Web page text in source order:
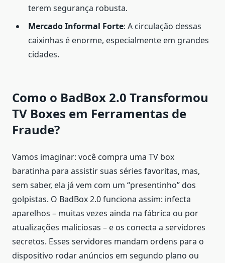
terem segurança robusta.
Mercado Informal Forte: A circulação dessas
caixinhas é enorme, especialmente em grandes
cidades.
Como o BadBox 2.0 Transformou
TV Boxes em Ferramentas de
Fraude?
Vamos imaginar: você compra uma TV box
baratinha para assistir suas séries favoritas, mas,
sem saber, ela já vem com um “presentinho” dos
golpistas. O BadBox 2.0 funciona assim: infecta
aparelhos – muitas vezes ainda na fábrica ou por
atualizações maliciosas – e os conecta a servidores
secretos. Esses servidores mandam ordens para o
dispositivo rodar anúncios em segundo plano ou